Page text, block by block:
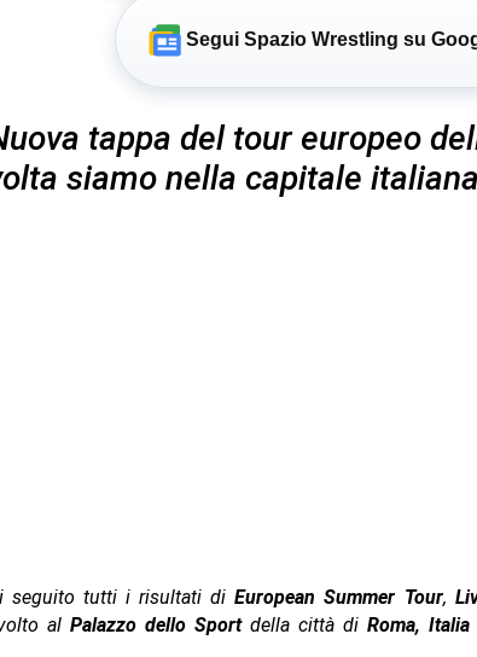
Segui Spazio Wrestling su
tappa del tour europeo
siamo nella capitale
seguito tutti i risultati diEuropean Summer Tour,
al Palazzo dello Sportdella città di Roma, Italia